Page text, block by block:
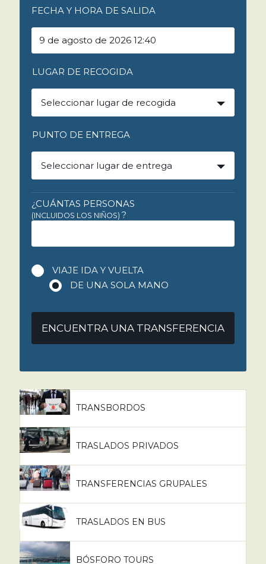
FECHA Y HORA DE SALIDA
LUGAR DE RECOGIDA
Seleccionar lugar de recogida
PUNTO DE ENTREGA
Seleccionar lugar de entrega
¿CUÁNTAS PERSONAS
(INCLUIDOS LOS NIÑOS) ?
VIAJE IDA Y VUELTA
DE UNA SOLA MANO
ENCUENTRA UNA TRANSFERENCIA
TRANSBORDOS
TRASLADOS PRIVADOS
TRANSFERENCIAS GRUPALES
TRASLADOS EN BUS
BÓSFORO TOURS